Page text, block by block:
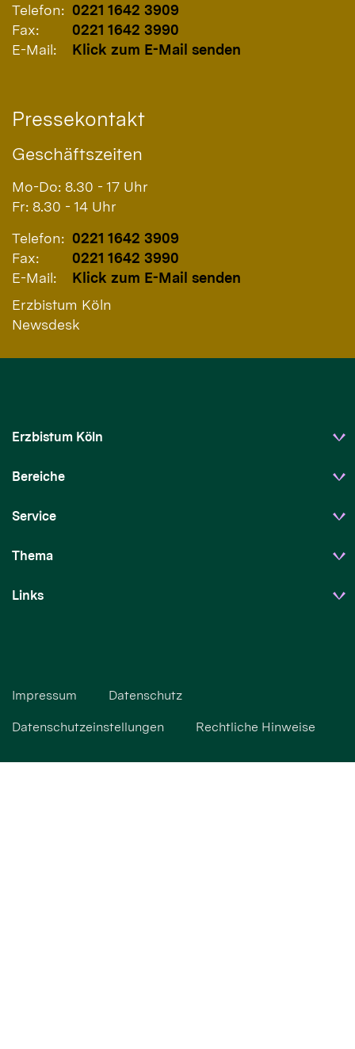
Telefon: 0221 1642 3909
Fax:
0221 1642 3990
E-Mail:
Klick zum E-Mail senden
Pressekontakt
Geschäftszeiten
Mo-Do: 8.30 - 17 Uhr
Fr: 8.30 - 14 Uhr
Telefon: 0221 1642 3909
Fax:
0221 1642 3990
E-Mail:
Klick zum E-Mail senden
Erzbistum Köln
Newsdesk
Erzbistum Köln
Bereiche
Service
Thema
Links
Impressum Datenschutz
Datenschutzeinstellungen Rechtliche Hinweise